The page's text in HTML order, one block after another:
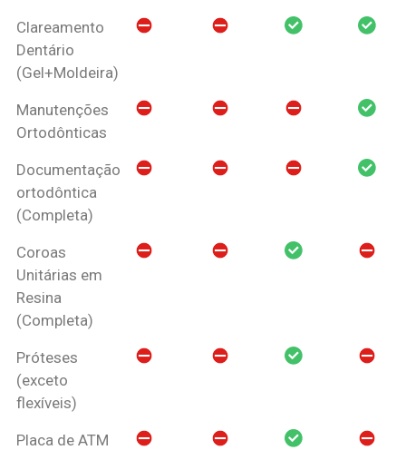
Clareamento
Dentário
(Gel+Moldeira)
Manutenções
Ortodônticas
Documentação
ortodôntica
(Completa)
Coroas
Unitárias em
Resina
(Completa)
Próteses
(exceto
flexíveis)
Placa de ATM